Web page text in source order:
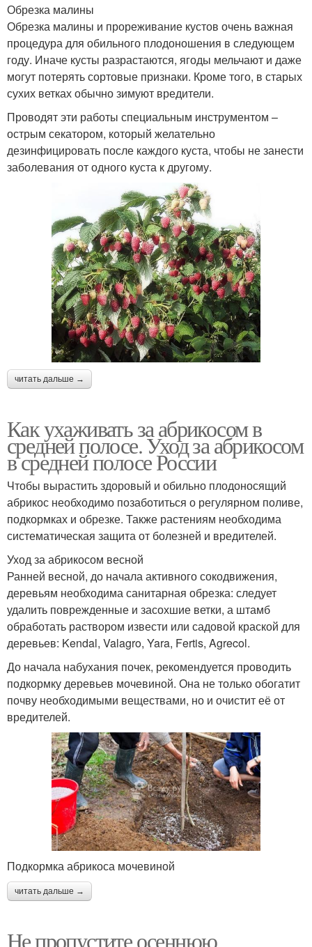
Обрезка малины
Обрезка малины и прореживание кустов очень важная
процедура для обильного плодоношения в следующем
году. Иначе кусты разрастаются, ягоды мельчают и даже
могут потерять сортовые признаки. Кроме того, в старых
сухих ветках обычно зимуют вредители.
Проводят эти работы специальным инструментом –
острым секатором, который желательно
дезинфицировать после каждого куста, чтобы не занести
заболевания от одного куста к другому.
читать дальше →
Как ухаживать за абрикосом в
средней полосе. Уход за абрикосом
в средней полосе России
Чтобы вырастить здоровый и обильно плодоносящий
абрикос необходимо позаботиться о регулярном поливе,
подкормках и обрезке. Также растениям необходима
систематическая защита от болезней и вредителей.
Уход за абрикосом весной
Ранней весной, до начала активного сокодвижения,
деревьям необходима санитарная обрезка: следует
удалить поврежденные и засохшие ветки, а штамб
обработать раствором извести или садовой краской для
деревьев: Kendal, Valagro, Yara, Fertis, Agrecol.
До начала набухания почек, рекомендуется проводить
подкормку деревьев мочевиной. Она не только обогатит
почву необходимыми веществами, но и очистит её от
вредителей.
Подкормка абрикоса мочевиной
читать дальше →
Не пропустите осеннюю